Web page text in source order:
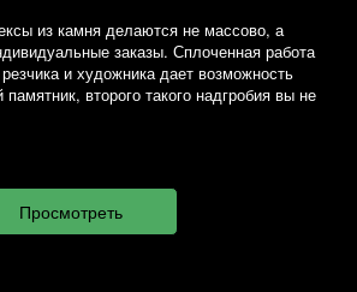
из камня делаются не массово, а
заказы. Сплоченная работа
и художника дает возможность
второго такого надгробия вы не